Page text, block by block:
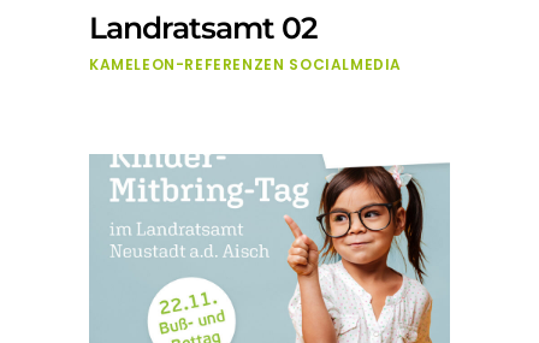
Landratsamt 02
KAMELEON-REFERENZEN SOCIALMEDIA